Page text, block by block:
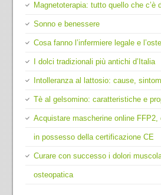
Magnetoterapia: tutto quello che c’è
Sonno e benessere
Cosa fanno l’infermiere legale e
I dolci tradizionali più antichi d’Italia
Intolleranza al lattosio: cause,
Tè al gelsomino: caratteristiche e
Acquistare mascherine online
in possesso della certificazione CE
Curare con successo i dolori
osteopatica